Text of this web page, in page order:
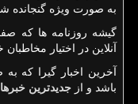
به صورت ویژه گنجانده
گیشه روزنامه ها که
آنلاین در اختیار
آخرین اخبار گیرا که
باشد و از جدیدترین خبرها